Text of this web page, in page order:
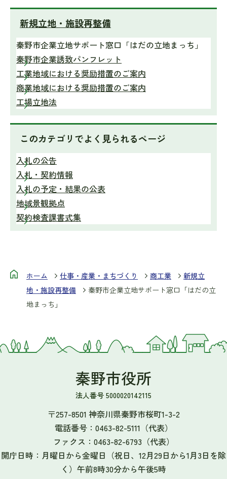
新規立地・施設再整備
秦野市企業立地サポート窓口「はだの立地まっち」
秦野市企業誘致パンフレット
工業地域における奨励措置のご案内
商業地域における奨励措置のご案内
工場立地法
このカテゴリでよく見られるページ
入札の公告
入札・契約情報
入札の予定・結果の公表
地域景観拠点
契約検査課書式集
ホーム 仕事・産業・まちづくり 商工業
新規立
地・施設再整備
秦野市企業立地サポート窓口「はだの立
地まっち」
秦野市役所
法人番号 5000020142115
〒257-8501 神奈川県秦野市桜町1-3-2
電話番号： 0463-82-5111 （代表）
ファクス： 0463-82-6793 （代表）
開庁日時：月曜日から金曜日（祝日、12月29日から1月3日を除
く）午前8時30分から午後5時